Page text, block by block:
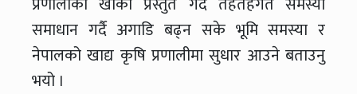
समाधान गर्दै अगाडि बढ्न सके भूमि समस्या र
नेपालको खाद्य कृषि प्रणालीमा सुधार आउने बताउनु
भयो ।